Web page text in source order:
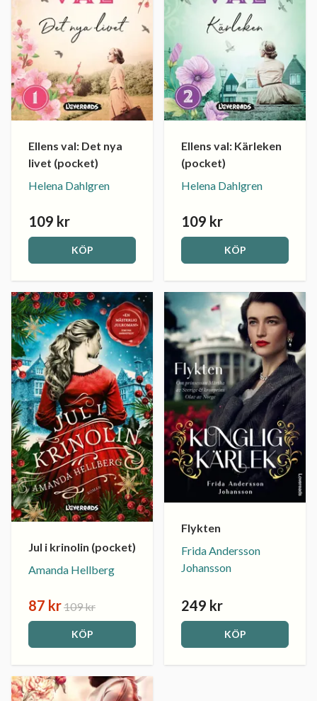
Ellens val: Det nya
livet (pocket)
Helena Dahlgren
109 kr
KÖP
Ellens val: Kärleken
(pocket)
Helena Dahlgren
109 kr
KÖP
Jul i krinolin (pocket)
Amanda Hellberg
87 kr109 kr
KÖP
Flykten
Frida Andersson
Johansson
249 kr
KÖP